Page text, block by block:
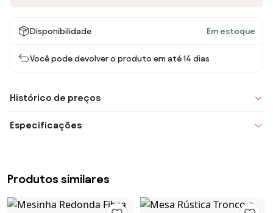
Disponibilidade Em estoque
Você pode devolver o produto em até 14 dias
Histórico de preços
Especificações
Produtos similares